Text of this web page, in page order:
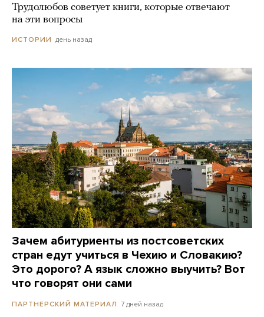
Трудолюбов советует книги, которые отвечают
на эти вопросы
ИСТОРИИ день назад
Зачем абитуриенты из постсоветских
стран едут учиться в Чехию и Словакию?
Это дорого? А язык сложно выучить? Вот
что говорят они сами
ПАРТНЕРСКИЙ МАТЕРИАЛ 7 дней назад